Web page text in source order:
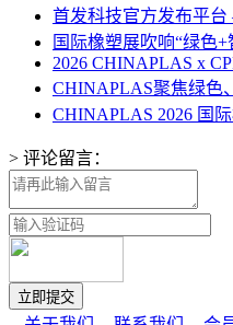
首发科技官方发布平台
国际橡塑展吹响“绿色+
2026 CHINAPLAS x
CHINAPLAS聚焦绿色
CHINAPLAS 2026 国
> 评论留言：